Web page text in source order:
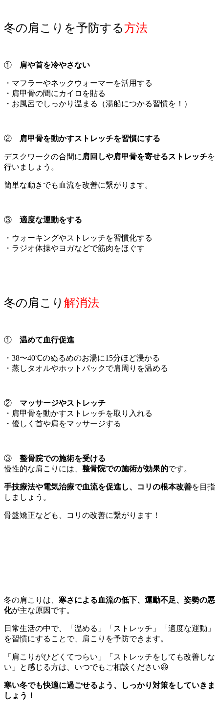
冬の肩こりを予防する方法
① 肩や首を冷やさない
・マフラーやネックウォーマーを活用する
・肩甲骨の間にカイロを貼る
・お風呂でしっかり温まる（湯船につかる習慣を！）
② 肩甲骨を動かすストレッチを習慣にする
デスクワークの合間に 肩回しや肩甲骨を寄せるストレッチを
行いましょう。
簡単な動きでも血流を改善に繋がります。
③ 適度な運動をする
・ウォーキングやストレッチを習慣化する
・ラジオ体操やヨガなどで筋肉をほぐす
冬の肩こり 解消法
① 温めて血行促進
・38〜40℃のぬるめのお湯に15分ほど浸かる
・蒸しタオルやホットパックで肩周りを温める
② マッサージやストレッチ
・肩甲骨を動かすストレッチを取り入れる
・優しく首や肩をマッサージする
③ 整骨院での施術を受ける
慢性的な肩こりには、 整骨院での施術が効果的です。
手技療法や電気治療で血流を促進し、コリの根本改善を目指
しましょう。
骨盤矯正なども、コリの改善に繋がります！
冬の肩こりは、 寒さによる血流の低下、運動不足、姿勢の悪
化が主な原因です。
日常生活の中で、「温める」「ストレッチ」「適度な運動」
を習慣にすることで、肩こりを予防できます。
「肩こりがひどくてつらい」「ストレッチをしても改善しな
い」と感じる方は、いつでもご相談ください😆
寒い冬でも快適に過ごせるよう、しっかり対策をしていきま
しょう！